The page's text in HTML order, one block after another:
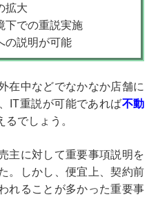
拡大
下での重説実施
の説明が可能
在中などでなかなか店舗に
IT重説が可能であれば不動
るでしょう。
主に対して重要事項説明を
。しかし、便宜上、契約前
れることが多かった重要事